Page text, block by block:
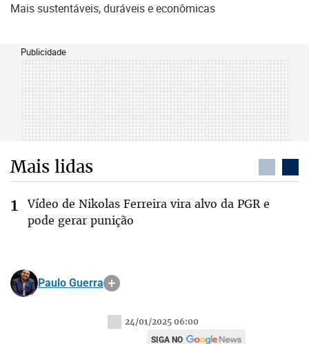
Mais sustentáveis, duráveis e econômicas
Publicidade
Mais lidas
Vídeo de Nikolas Ferreira vira alvo da PGR e
pode gerar punição
Paulo Guerra
24/01/2025 06:00
SIGA NO